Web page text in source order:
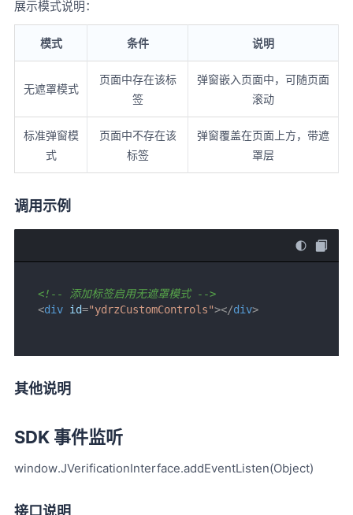
展示模式说明：
模式 条件 说明
无遮罩模式
页面中存在该标
签
弹窗嵌入页面中，可随页面
滚动
标准弹窗模
式
页面中不存在该
标签
弹窗覆盖在页面上方，带遮
罩层
调用示例
<!-- 添加标签启用无遮罩模式 -->
<div id="ydrzCustomControls"></div>
其他说明
SDK 事件监听
window.JVerificationInterface.addEventListen(Object)
接口说明